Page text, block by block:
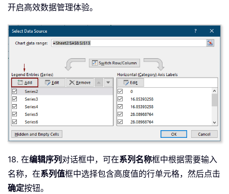
开启高效数据管理体验。
18. 在编辑序列 对话框中，可在系列名称框中根据需要输入
名称，在系列值框中选择包含高度值的行单元格，然后点击
确定按钮。